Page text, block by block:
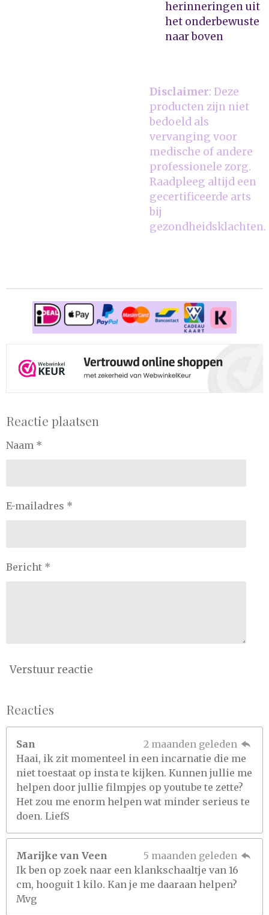
herinneringen uit
het onderbewuste
naar boven
Disclaimer: Deze
producten zijn niet
bedoeld als
vervanging voor
medische of andere
professionele zorg.
Raadpleeg altijd een
gecertificeerde arts
bij
gezondheidsklachten.
Reactie plaatsen
Naam *
E-mailadres *
Bericht *
Verstuur reactie
Reacties
San
2 maanden geleden
Haai, ik zit momenteel in een incarnatie die me
niet toestaat op insta te kijken. Kunnen jullie me
helpen door jullie filmpjes op youtube te zette?
Het zou me enorm helpen wat minder serieus te
doen. LiefS
Marijke van Veen
5 maanden geleden
Ik ben op zoek naar een klankschaaltje van 16
cm, hooguit 1 kilo. Kan je me daaraan helpen?
Mvg